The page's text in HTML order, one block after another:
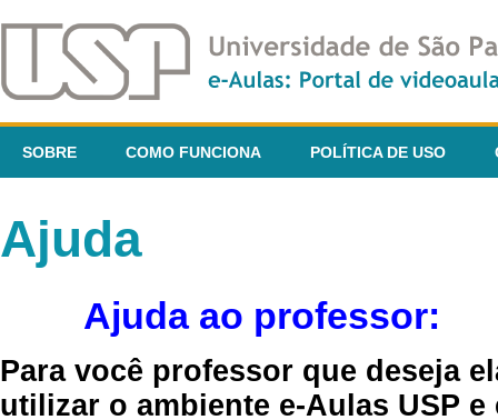
SOBRE COMO FUNCIONA POLÍTICA DE USO
Ajuda
Ajuda ao professor:
Para você professor que deseja
utilizar o ambiente e-Aulas USP